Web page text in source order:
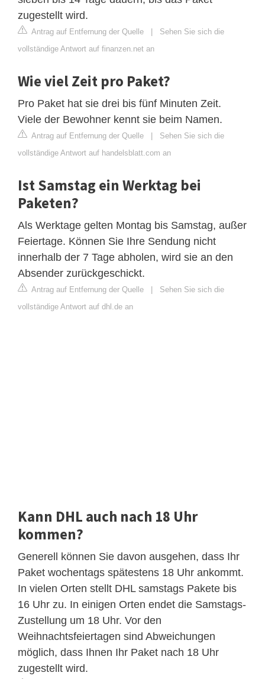
zugestellt wird.
Antrag auf Entfernung der Quelle | Sehen Sie sich die
vollständige Antwort auf finanzen.net an
Wie viel Zeit pro Paket?
Pro Paket hat sie drei bis fünf Minuten Zeit.
Viele der Bewohner kennt sie beim Namen.
Antrag auf Entfernung der Quelle | Sehen Sie sich die
vollständige Antwort auf handelsblatt.com an
Ist Samstag ein Werktag bei
Paketen?
Als Werktage gelten Montag bis Samstag, außer
Feiertage. Können Sie Ihre Sendung nicht
innerhalb der 7 Tage abholen, wird sie an den
Absender zurückgeschickt.
Antrag auf Entfernung der Quelle | Sehen Sie sich die
vollständige Antwort auf dhl.de an
Kann DHL auch nach 18 Uhr
kommen?
Generell können Sie davon ausgehen, dass Ihr
Paket wochentags spätestens 18 Uhr ankommt.
In vielen Orten stellt DHL samstags Pakete bis
16 Uhr zu. In einigen Orten endet die Samstags-
Zustellung um 18 Uhr. Vor den
Weihnachtsfeiertagen sind Abweichungen
möglich, dass Ihnen Ihr Paket nach 18 Uhr
zugestellt wird.